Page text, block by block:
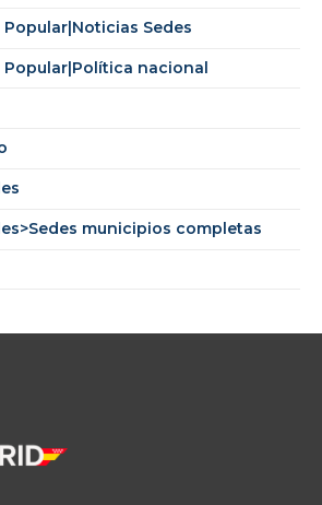
Sedes
nacional
municipios completas